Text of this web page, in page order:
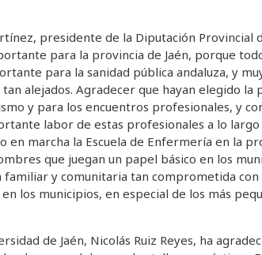
presidente de la Diputación Provincial
para la provincia de Jaén, porque
para la sanidad pública andaluza, y
tan alejados. Agradecer que hayan elegido la
y para los encuentros profesionales, y
labor de estas profesionales a lo
en marcha la Escuela de Enfermería en la
que juegan un papel básico en los
y comunitaria tan comprometida con
los municipios, en especial de los más
de Jaén, Nicolás Ruiz Reyes, ha